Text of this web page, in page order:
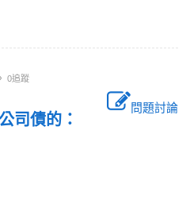
0追蹤
問題討論
司債的：